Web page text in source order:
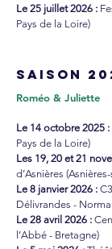
Le 25 juillet 2026 :
Pays de la Loire)
SAISON
Roméo & Juliette
Le 14 octobre 2025 :
Pays de la Loire)
Les 19, 20 et 21
d’Asnières
Le 8 janvier 2026 :
Délivrandes -
Le 28 avril 2026 :
l’Abbé - Bretagne)